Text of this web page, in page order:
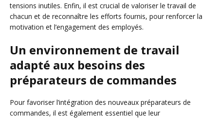
tensions inutiles. Enfin, il est crucial de valoriser le travail de
chacun et de reconnaître les efforts fournis, pour renforcer la
motivation et l’engagement des employés.
Un environnement de travail
adapté aux besoins des
préparateurs de commandes
Pour favoriser l’intégration des nouveaux préparateurs de
commandes, il est également essentiel que leur